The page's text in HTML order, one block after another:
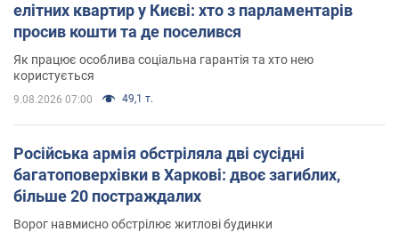
елітних квартир у Києві: хто з парламентарів
просив кошти та де поселився
Як працює особлива соціальна гарантія та хто нею
користується
9.08.2026 07:00 49,1 т.
Російська армія обстріляла дві сусідні
багатоповерхівки в Харкові: двоє загиблих,
більше 20 постраждалих
Ворог навмисно обстрілює житлові будинки